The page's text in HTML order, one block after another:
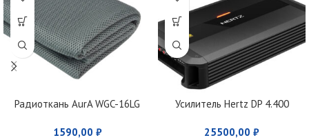
Радиоткань AurA WGC-16LG
1590,00 ₽
Усилитель Hertz DP 4.400
25500,00 ₽